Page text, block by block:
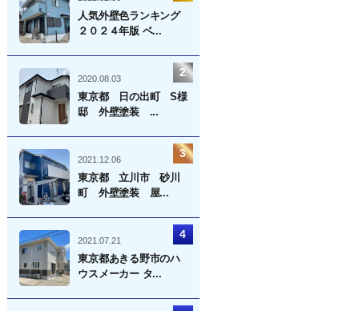
人気外壁色ランキング
２０２４年版 ベ...
2020.08.03
東京都 日の出町 S様
邸 外壁塗装 ...
2021.12.06
東京都 立川市 砂川
町 外壁塗装 屋...
2021.07.21
東京都あきる野市のハ
ウスメーカー タ...